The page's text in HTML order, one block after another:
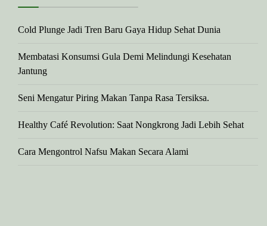
Cold Plunge Jadi Tren Baru Gaya Hidup Sehat Dunia
Membatasi Konsumsi Gula Demi Melindungi Kesehatan
Jantung
Seni Mengatur Piring Makan Tanpa Rasa Tersiksa.
Healthy Café Revolution: Saat Nongkrong Jadi Lebih Sehat
Cara Mengontrol Nafsu Makan Secara Alami